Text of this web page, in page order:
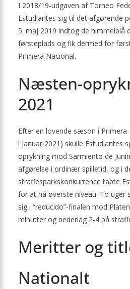
I 2018/19-udgaven af Torneo
Estudiantes sig til det afgørende
5. maj 2019 indtog de himmelblå
førsteplads og fik dermed for
Primera Nacional.
Næsten-
2021
Efter en lovende sæson i
i januar 2021) skulle Estudiantes
oprykning mod Sarmiento de
afgørelse i ordinær spilletid, og i
straffesparks­konkurrence tabte
for at nå øverste niveau. To uger
sig i “reducido”-finalen mod
minutter og nederlag 2-4 på
Meritter og
Nationalt